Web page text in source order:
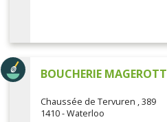
BOUCHERIE
Chaussée de Tervuren , 389
1410 - Waterloo